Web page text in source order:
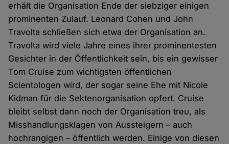
erhält die Organisation Ende der siebziger einigen
prominenten Zulauf. Leonard Cohen und John
Travolta schließen sich etwa der Organisation an.
Travolta wird viele Jahre eines ihrer prominentesten
Gesichter in der Öffentlichkeit sein, bis ein gewisser
Tom Cruise zum wichtigsten öffentlichen
Scientologen wird, der sogar seine Ehe mit Nicole
Kidman für die Sektenorganisation opfert. Cruise
bleibt selbst dann noch der Organisation treu, als
Misshandlungsklagen von Aussteigern – auch
hochrangigen – öffentlich werden. Einige von diesen